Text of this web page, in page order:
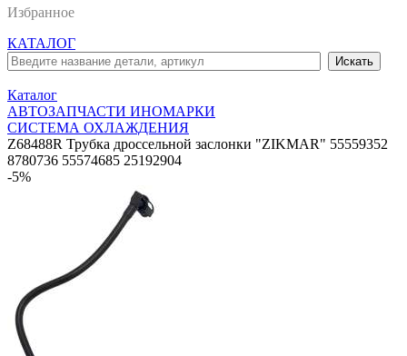
Избранное
КАТАЛОГ
Каталог
АВТОЗАПЧАСТИ ИНОМАРКИ
СИСТЕМА ОХЛАЖДЕНИЯ
Z68488R Трубка дроссельной заслонки "ZIKMAR" 55559352
8780736 55574685 25192904
-5%